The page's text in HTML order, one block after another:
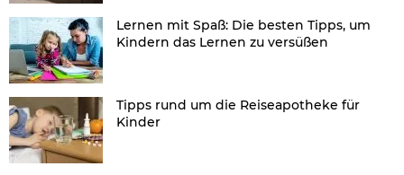
Lernen mit Spaß: Die besten Tipps, um
Kindern das Lernen zu versüßen
Tipps rund um die Reiseapotheke für
Kinder